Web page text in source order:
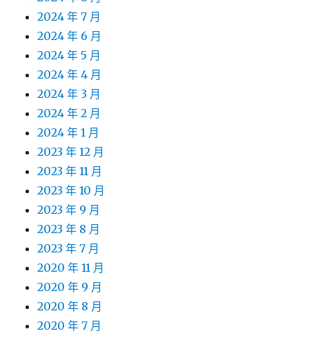
2024 年 7 月
2024 年 6 月
2024 年 5 月
2024 年 4 月
2024 年 3 月
2024 年 2 月
2024 年 1 月
2023 年 12 月
2023 年 11 月
2023 年 10 月
2023 年 9 月
2023 年 8 月
2023 年 7 月
2020 年 11 月
2020 年 9 月
2020 年 8 月
2020 年 7 月